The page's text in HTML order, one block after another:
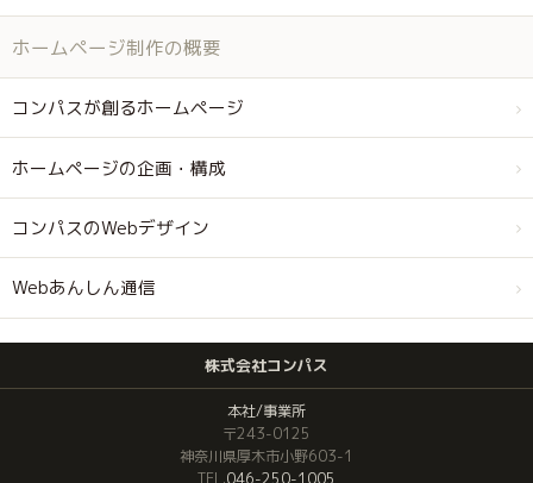
ホームページ制作の概要
コンパスが創るホームページ
ホームページの企画・構成
コンパスのWebデザイン
Webあんしん通信
株式会社コンパス
本社/事業所
〒243-0125
神奈川県厚木市小野603-1
TEL.046-250-1005